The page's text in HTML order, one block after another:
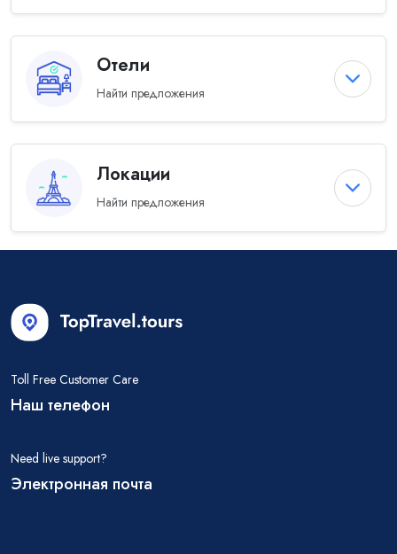
Отели
Найти предложения
Локации
Найти предложения
Toll Free Customer Care
Наш телефон
Need live support?
Электронная почта